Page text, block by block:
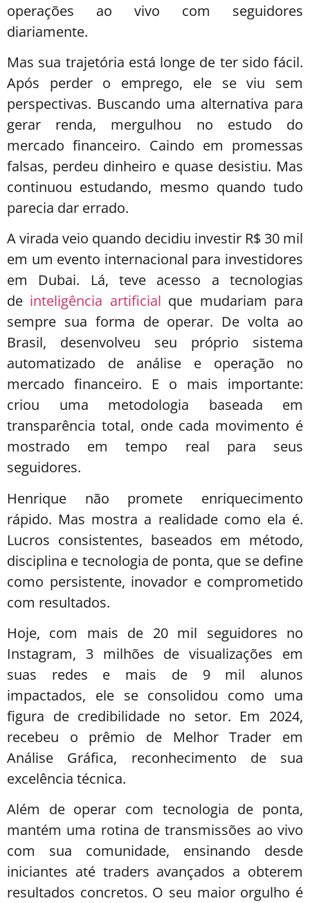
operações ao vivo com seguidores
diariamente.
Mas sua trajetória está longe de ter sido fácil.
Após perder o emprego, ele se viu sem
perspectivas. Buscando uma alternativa para
gerar renda, mergulhou no estudo do
mercado financeiro. Caindo em promessas
falsas, perdeu dinheiro e quase desistiu. Mas
continuou estudando, mesmo quando tudo
parecia dar errado.
A virada veio quando decidiu investir R$ 30 mil
em um evento internacional para investidores
em Dubai. Lá, teve acesso a tecnologias
de inteligência artificial que mudariam para
sempre sua forma de operar. De volta ao
Brasil, desenvolveu seu próprio sistema
automatizado de análise e operação no
mercado financeiro. E o mais importante:
criou uma metodologia baseada em
transparência total, onde cada movimento é
mostrado em tempo real para seus
seguidores.
Henrique não promete enriquecimento
rápido. Mas mostra a realidade como ela é.
Lucros consistentes, baseados em método,
disciplina e tecnologia de ponta, que se define
como persistente, inovador e comprometido
com resultados.
Hoje, com mais de 20 mil seguidores no
Instagram, 3 milhões de visualizações em
suas redes e mais de 9 mil alunos
impactados, ele se consolidou como uma
figura de credibilidade no setor. Em 2024,
recebeu o prêmio de Melhor Trader em
Análise Gráfica, reconhecimento de sua
excelência técnica.
Além de operar com tecnologia de ponta,
mantém uma rotina de transmissões ao vivo
com sua comunidade, ensinando desde
iniciantes até traders avançados a obterem
resultados concretos. O seu maior orgulho é